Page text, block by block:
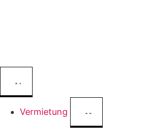
Vermietung